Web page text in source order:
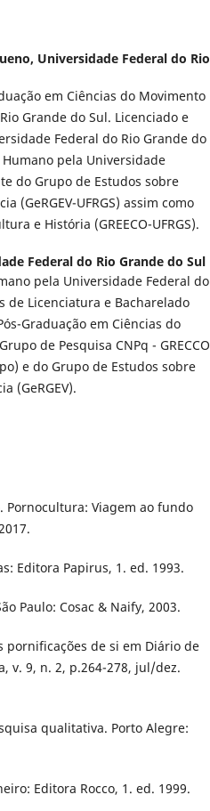
Universidade Federal do Rio
em Ciências do Movimento
Grande do Sul. Licenciado e
Federal do Rio Grande do
pela Universidade
do Grupo de Estudos sobre
(GeRGEV-UFRGS) assim como
e História (GREECO-UFRGS).
Federal do Rio Grande do Sul
pela Universidade Federal do
de Licenciatura e Bacharelado
Graduação em Ciências do
de Pesquisa CNPq - GRECCO
e do Grupo de Estudos sobre
(GeRGEV).
Pornocultura: Viagem ao fundo
Editora Papirus, 1. ed. 1993.
Paulo: Cosac & Naify, 2003.
pornificações de si em Diário de
v. 9, n. 2, p.264-278, jul/dez.
qualitativa. Porto Alegre:
Editora Rocco, 1. ed. 1999.